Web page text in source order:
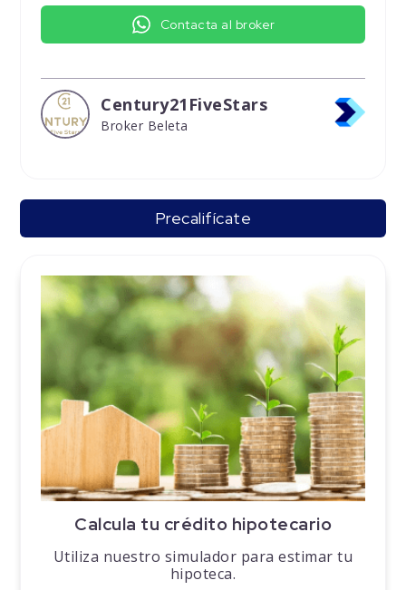
Contacta al broker
Century21FiveStars
Broker Beleta
Precalifícate
Calcula tu crédito hipotecario
Utiliza nuestro simulador para estimar tu
hipoteca.